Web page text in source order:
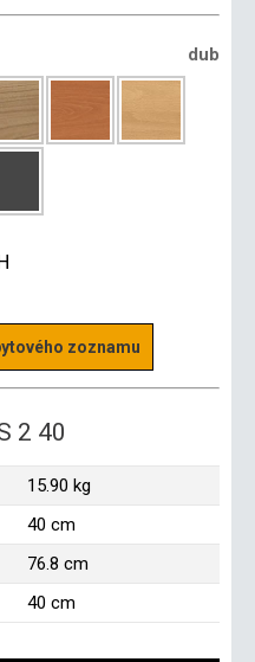
dub
zoznamu
2 40
15.90 kg
40 cm
76.8 cm
40 cm